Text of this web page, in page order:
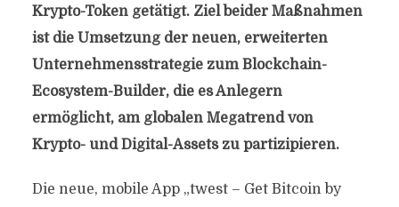
Krypto-Token getätigt. Ziel beider Maßnahmen
ist die Umsetzung der neuen, erweiterten
Unternehmensstrategie zum Blockchain-
Ecosystem-Builder, die es Anlegern
ermöglicht, am globalen Megatrend von
Krypto- und Digital-Assets zu partizipieren.
Die neue, mobile App „twest – Get Bitcoin by